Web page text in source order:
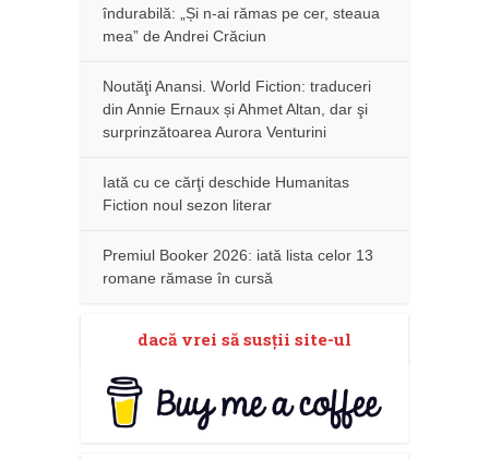
îndurabilă: „Și n-ai rămas pe cer, steaua
mea” de Andrei Crăciun
Noutăţi Anansi. World Fiction: traduceri
din Annie Ernaux și Ahmet Altan, dar şi
surprinzătoarea Aurora Venturini
Iată cu ce cărţi deschide Humanitas
Fiction noul sezon literar
Premiul Booker 2026: iată lista celor 13
romane rămase în cursă
dacă vrei să susţii site-ul